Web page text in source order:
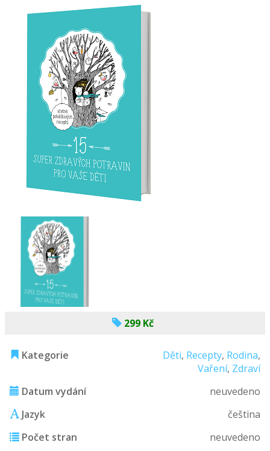
299 Kč
Kategorie Děti, Recepty, Rodina,
Vaření, Zdraví
Datum vydání
neuvedeno
Jazyk
čeština
Počet stran
neuvedeno